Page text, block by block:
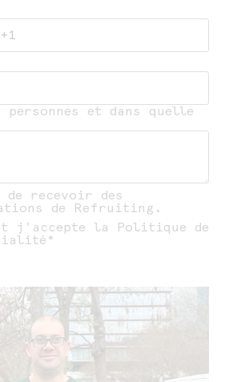
personnes et dans quelle
de recevoir des
de Refruiting.
j'accepte la Politique de
*